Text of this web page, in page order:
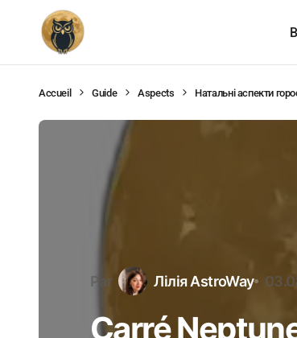
Accueil Guide Aspects Натальні аспекти
Par Лілія AstroWay
Carré